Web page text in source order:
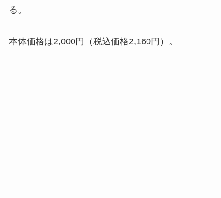
る。
本体価格は2,000円（税込価格2,160円）。